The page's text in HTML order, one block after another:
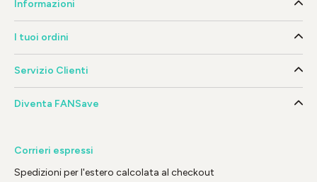
Informazioni
I tuoi ordini
Servizio Clienti
Diventa FANSave
Corrieri espressi
Spedizioni per l'estero calcolata al checkout